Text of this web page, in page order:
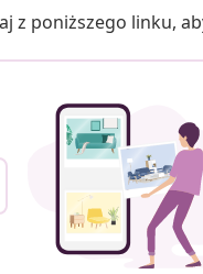
z poniższego linku,